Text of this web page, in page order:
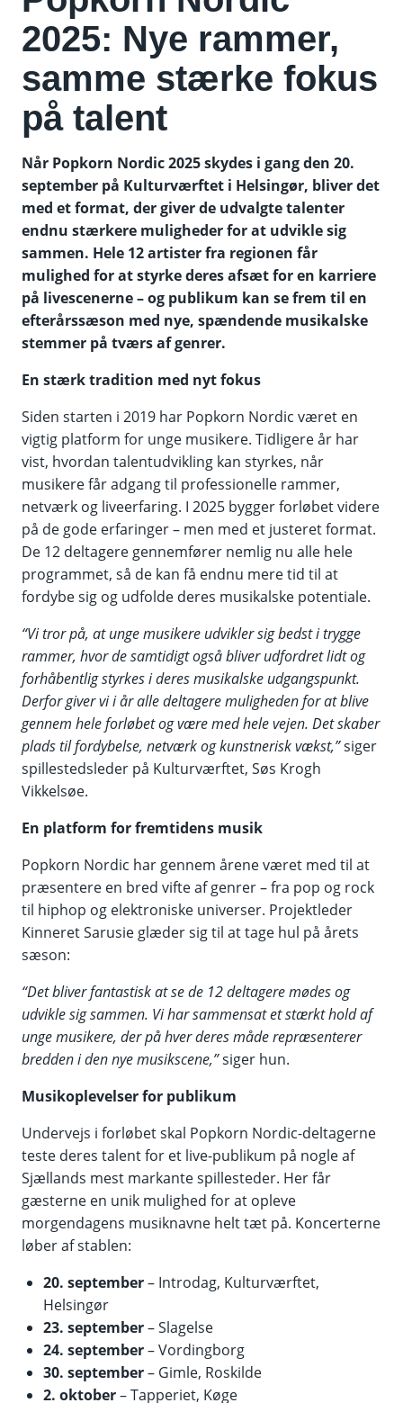
2025: Nye rammer,
samme stærke fokus
på talent
Når Popkorn Nordic 2025 skydes i gang den 20.
september på Kulturværftet i Helsingør, bliver det
med et format, der giver de udvalgte talenter
endnu stærkere muligheder for at udvikle sig
sammen. Hele 12 artister fra regionen får
mulighed for at styrke deres afsæt for en karriere
på livescenerne – og publikum kan se frem til en
efterårssæson med nye, spændende musikalske
stemmer på tværs af genrer.
En stærk tradition med nyt fokus
Siden starten i 2019 har Popkorn Nordic været en
vigtig platform for unge musikere. Tidligere år har
vist, hvordan talentudvikling kan styrkes, når
musikere får adgang til professionelle rammer,
netværk og liveerfaring. I 2025 bygger forløbet videre
på de gode erfaringer – men med et justeret format.
De 12 deltagere gennemfører nemlig nu alle hele
programmet, så de kan få endnu mere tid til at
fordybe sig og udfolde deres musikalske potentiale.
“Vi tror på, at unge musikere udvikler sig bedst i trygge
rammer, hvor de samtidigt også bliver udfordret lidt og
forhåbentlig styrkes i deres musikalske udgangspunkt.
Derfor giver vi i år alle deltagere muligheden for at blive
gennem hele forløbet og være med hele vejen. Det skaber
plads til fordybelse, netværk og kunstnerisk vækst,”siger
spillestedsleder på Kulturværftet, Søs Krogh
Vikkelsøe.
En platform for fremtidens musik
Popkorn Nordic har gennem årene været med til at
præsentere en bred vifte af genrer – fra pop og rock
til hiphop og elektroniske universer. Projektleder
Kinneret Sarusie glæder sig til at tage hul på årets
sæson:
“Det bliver fantastisk at se de 12 deltagere mødes og
udvikle sig sammen. Vi har sammensat et stærkt hold af
unge musikere, der på hver deres måde repræsenterer
bredden i den nye musikscene,”siger hun.
Musikoplevelser for publikum
Undervejs i forløbet skal Popkorn Nordic-deltagerne
teste deres talent for et live-publikum på nogle af
Sjællands mest markante spillesteder. Her får
gæsterne en unik mulighed for at opleve
morgendagens musiknavne helt tæt på. Koncerterne
løber af stablen:
20. september– Introdag, Kulturværftet,
Helsingør
23. september– Slagelse
24. september– Vordingborg
30. september– Gimle, Roskilde
2. oktober– Tapperiet, Køge